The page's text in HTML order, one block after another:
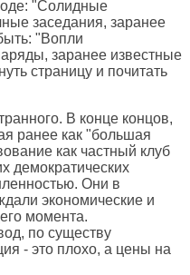
"Солидные
заседания, заранее
"Вопли
заранее известные
страницу и почитать
В конце концов,
ранее как "большая
как частный клуб
демократических
Они в
экономические и
момента.
по существу
- это плохо, а цены на